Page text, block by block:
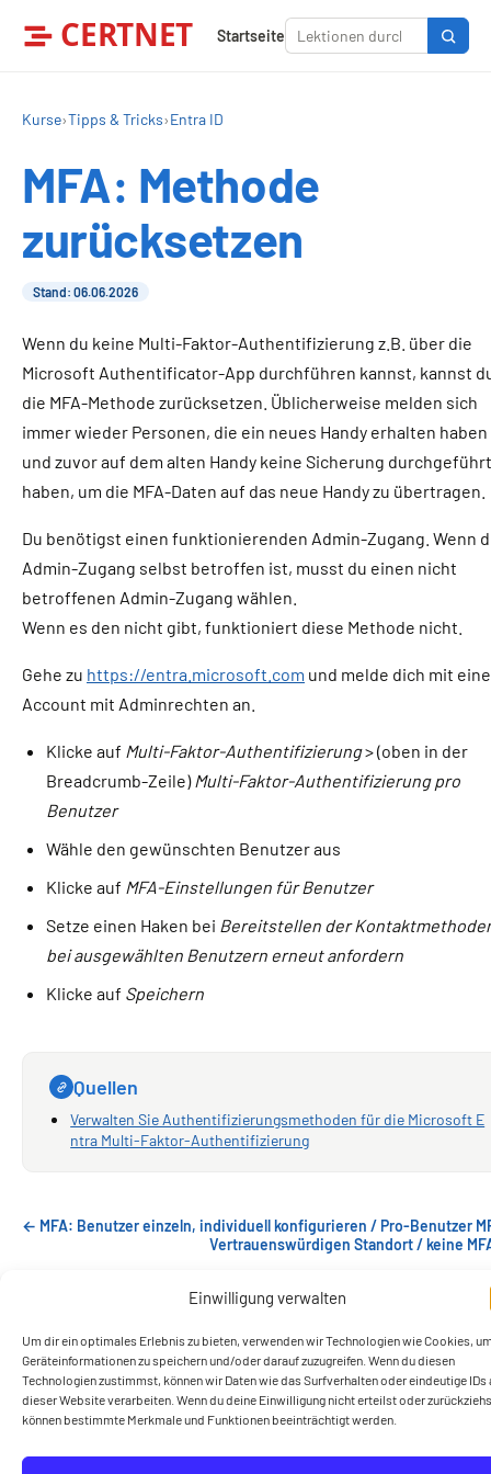
Einwilligung verwalten
Um dir ein optimales Erlebnis zu bieten, verwenden wir Technologien wie Cookies,
Geräteinformationen zu speichern und/oder darauf zuzugreifen. Wenn du diesen
Technologien zustimmst, können wir Daten wie das Surfverhalten oder eindeutige IDs
dieser Website verarbeiten. Wenn du deine Einwilligung nicht erteilst oder
können bestimmte Merkmale und Funktionen beeinträchtigt werden.
CERTNET Startseite
Kurse›Tipps & Tricks›Entra ID
MFA: Methode
zurücksetzen
Stand: 06.06.2026
Wenn du keine Multi-Faktor-Authentifizierung z.B. über die
Microsoft Authentificator-App durchführen kannst, kannst
die MFA-Methode zurücksetzen. Üblicherweise melden sich
immer wieder Personen, die ein neues Handy erhalten haben
und zuvor auf dem alten Handy keine Sicherung durchgeführt
haben, um die MFA-Daten auf das neue Handy zu übertragen.
Du benötigst einen funktionierenden Admin-Zugang. Wenn
Admin-Zugang selbst betroffen ist, musst du einen nicht
betroffenen Admin-Zugang wählen.
Wenn es den nicht gibt, funktioniert diese Methode nicht.
Gehe zu https://entra.microsoft.com und melde dich mit
Account mit Adminrechten an.
Klicke auf Multi-Faktor-Authentifizierung> (oben in der
Breadcrumb-Zeile)Multi-Faktor-Authentifizierung pro
Benutzer
Wähle den gewünschten Benutzer aus
Klicke auf MFA-Einstellungen für Benutzer
Setze einen Haken bei Bereitstellen der
bei ausgewählten Benutzern erneut anfordern
Klicke auf Speichern
Quellen
Verwalten Sie Authentifizierungsmethoden für die Microsoft E
ntra Multi-Faktor-Authentifizierung
← MFA: Benutzer einzeln, individuell konfigurieren / Pro-Benutzer
Vertrauenswürdigen Standort / keine
DatenschutzerklärungImpressumStart